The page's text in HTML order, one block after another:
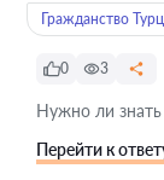
Гражданство
0 3
Нужно ли знать
Перейти к